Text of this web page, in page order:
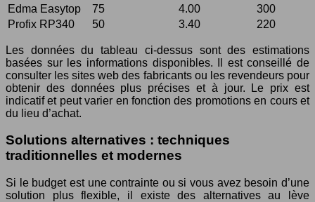
Edma Easytop
75 4.00
300
Profix RP340
50 3.40 220
Les données du tableau ci-dessus sont des estimations
basées sur les informations disponibles. Il est conseillé de
consulter les sites web des fabricants ou les revendeurs pour
obtenir des données plus précises et à jour. Le prix est
indicatif et peut varier en fonction des promotions en cours et
du lieu d’achat.
Solutions alternatives : techniques
traditionnelles et modernes
Si le budget est une contrainte ou si vous avez besoin d’une
solution plus flexible, il existe des alternatives au lève